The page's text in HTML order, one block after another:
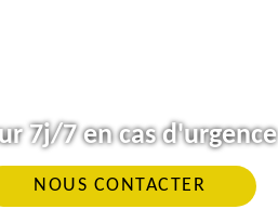
7j/7 en cas d'urgence
NOUS CONTACTER